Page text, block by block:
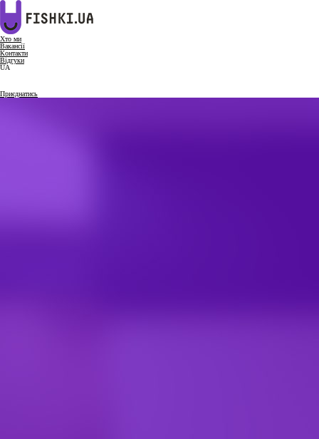
Хто ми
Вакансії
Контакти
Відгуки
UA
Приєднатись